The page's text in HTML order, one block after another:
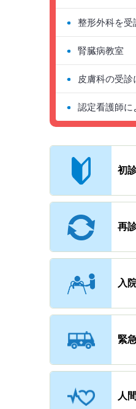
整形外科を受
腎臓病教室
皮膚科の受診
認定看護師に
主なメニュー
初
再
入
緊
人